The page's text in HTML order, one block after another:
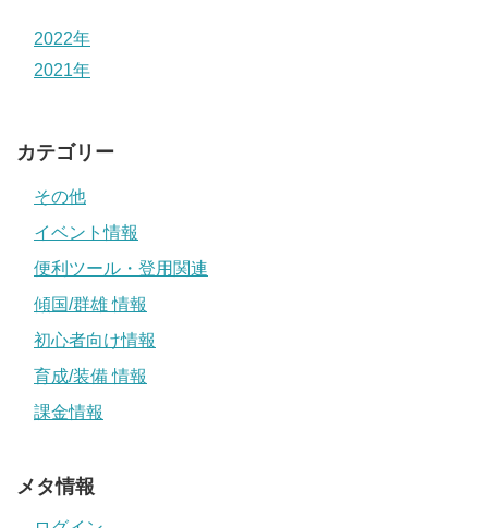
2022年
2021年
カテゴリー
その他
イベント情報
便利ツール・登用関連
傾国/群雄 情報
初心者向け情報
育成/装備 情報
課金情報
メタ情報